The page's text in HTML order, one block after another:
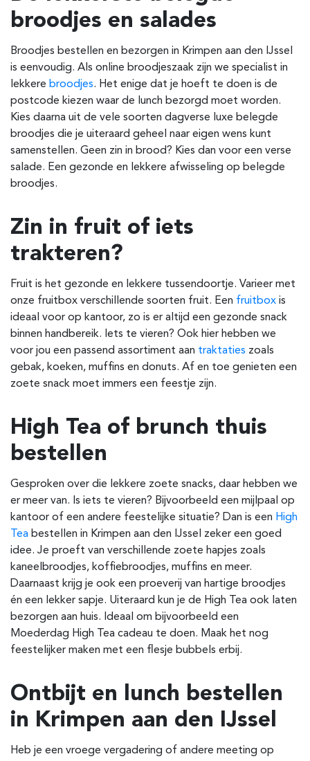
broodjes en salades
Broodjes bestellen en bezorgen in Krimpen aan den IJssel
is eenvoudig. Als online broodjeszaak zijn we specialist in
lekkere broodjes. Het enige dat je hoeft te doen is de
postcode kiezen waar de lunch bezorgd moet worden.
Kies daarna uit de vele soorten dagverse luxe belegde
broodjes die je uiteraard geheel naar eigen wens kunt
samenstellen. Geen zin in brood? Kies dan voor een verse
salade. Een gezonde en lekkere afwisseling op belegde
broodjes.
Zin in fruit of iets
trakteren?
Fruit is het gezonde en lekkere tussendoortje. Varieer met
onze fruitbox verschillende soorten fruit. Een fruitbox is
ideaal voor op kantoor, zo is er altijd een gezonde snack
binnen handbereik. Iets te vieren? Ook hier hebben we
voor jou een passend assortiment aan traktaties zoals
gebak, koeken, muffins en donuts. Af en toe genieten een
zoete snack moet immers een feestje zijn.
High Tea of brunch thuis
bestellen
Gesproken over die lekkere zoete snacks, daar hebben we
er meer van. Is iets te vieren? Bijvoorbeeld een mijlpaal op
kantoor of een andere feestelijke situatie? Dan is een High
Tea bestellen in Krimpen aan den IJssel zeker een goed
idee. Je proeft van verschillende zoete hapjes zoals
kaneelbroodjes, koffiebroodjes, muffins en meer.
Daarnaast krijg je ook een proeverij van hartige broodjes
én een lekker sapje. Uiteraard kun je de High Tea ook laten
bezorgen aan huis. Ideaal om bijvoorbeeld een
Moederdag High Tea cadeau te doen. Maak het nog
feestelijker maken met een flesje bubbels erbij.
Ontbijt en lunch bestellen
in Krimpen aan den IJssel
Heb je een vroege vergadering of andere meeting op